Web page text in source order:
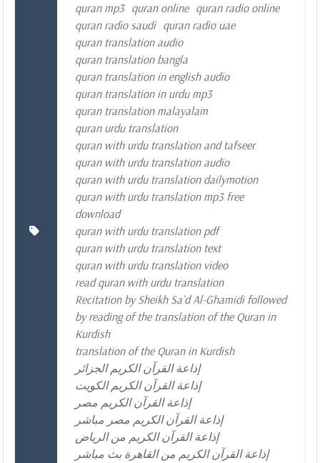
quran mp3 quran online quran radio online
quran radio saudi quran radio uae
quran translation audio
quran translation bangla
quran translation in english audio
quran translation in urdu mp3
quran translation malayalam
quran urdu translation
quran with urdu translation and tafseer
quran with urdu translation audio
quran with urdu translation dailymotion
quran with urdu translation mp3 free
download
quran with urdu translation pdf
quran with urdu translation text
quran with urdu translation video
read quran with urdu translation
Recitation by Sheikh Sa`d Al-Ghamidi followed
by reading of the translation of the Quran in
Kurdish
translation of the Quran in Kurdish
إذاعة القرآن الكريم الجزائر
إذاعة القرآن الكريم الكويت
إذاعة القرآن الكريم مصر
إذاعة القرآن الكريم مصر مباشر
إذاعة القرآن الكريم من الرياض
إذاعة القرآن الكريم من القاهرة بث مباشر